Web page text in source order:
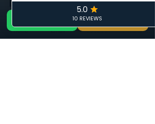
rénover une façade
brique dans le Nord
Phone Email Facebook Formulaire de contact
DEVIS GRATUIT 24H — ARTISAN LOCAL CALAIS
✏️ Devis gratuit
📞 Appeler maintenant
🏠 Devis Gratuit 24h